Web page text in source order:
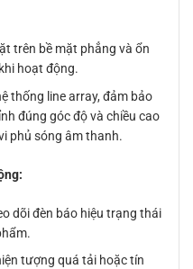
trên bề mặt phẳng và ổn
hoạt động.
thống line array, đảm bảo
đúng góc độ và chiều cao
phủ sóng âm thanh.
dõi đèn báo hiệu trạng thái
tượng quá tải hoặc tín